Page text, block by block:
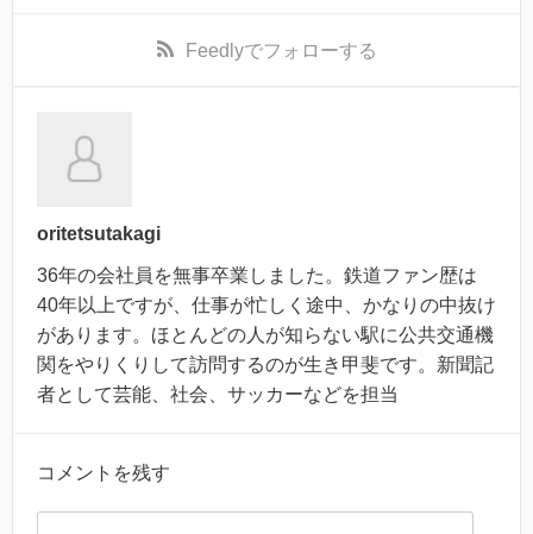
Feedlyでフォローする
oritetsutakagi
36年の会社員を無事卒業しました。鉄道ファン歴は
40年以上ですが、仕事が忙しく途中、かなりの中抜け
があります。ほとんどの人が知らない駅に公共交通機
関をやりくりして訪問するのが生き甲斐です。新聞記
者として芸能、社会、サッカーなどを担当
コメントを残す